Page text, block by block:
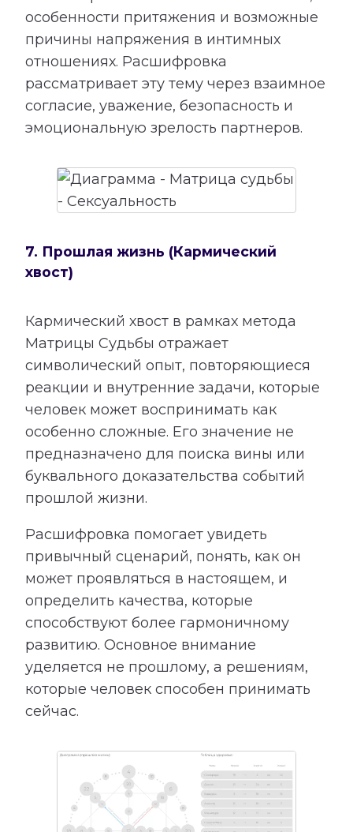
особенности притяжения и возможные
причины напряжения в интимных
отношениях. Расшифровка
рассматривает эту тему через взаимное
согласие, уважение, безопасность и
эмоциональную зрелость партнеров.
7. Прошлая жизнь (Кармический
хвост)
Кармический хвост в рамках метода
Матрицы Судьбы отражает
символический опыт, повторяющиеся
реакции и внутренние задачи, которые
человек может воспринимать как
особенно сложные. Его значение не
предназначено для поиска вины или
буквального доказательства событий
прошлой жизни.
Расшифровка помогает увидеть
привычный сценарий, понять, как он
может проявляться в настоящем, и
определить качества, которые
способствуют более гармоничному
развитию. Основное внимание
уделяется не прошлому, а решениям,
которые человек способен принимать
сейчас.